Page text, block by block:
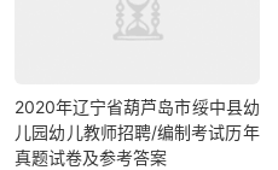
​2020年辽宁省葫芦岛市绥中县幼
儿园幼儿教师招聘/编制考试历年
真题试卷及参考答案